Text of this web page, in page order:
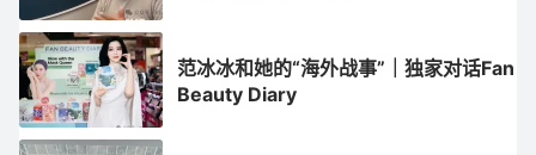
范冰冰和她的“海外战事”｜独家对话Fan
Beauty Diary